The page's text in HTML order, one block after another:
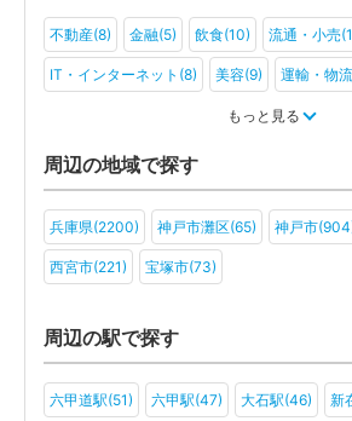
不動産(8) 金融(5) 飲食(10) 流通・小売
IT・インターネット(8) 美容(9) 運輸・物
旅行・ホテル(4)
アミューズメント・レジャー(6)
医療法人(7) ＮＰＯ法人(5) 学校法人(2)
その他(4)
もっと見る
周辺の地域で探す
兵庫県(2200) 神戸市灘区(65) 神戸市
西宮市(221) 宝塚市(73)
周辺の駅で探す
六甲道駅(51) 六甲駅(47) 大石駅(46) 新